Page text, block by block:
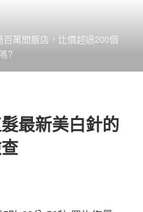
萬間飯店，比價超過200個
?
最新美白針的